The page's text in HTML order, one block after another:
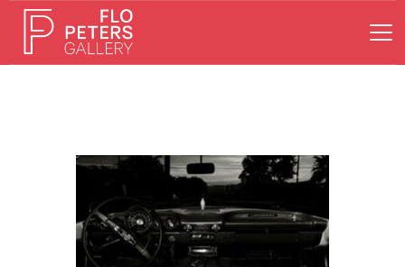
KÜNSTLER
AUSSTELLUNGEN
NEWS